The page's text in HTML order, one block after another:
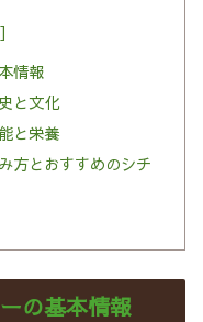
情報
と文化
と栄養
方とおすすめのシチ
の基本情報